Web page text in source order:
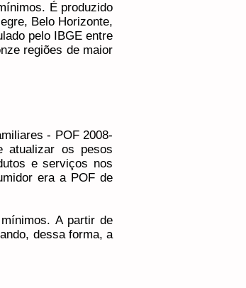
É produzido
Belo Horizonte,
pelo IBGE entre
regiões de maior
- POF 2008-
atualizar os pesos
e serviços nos
era a POF de
A partir de
dessa forma, a